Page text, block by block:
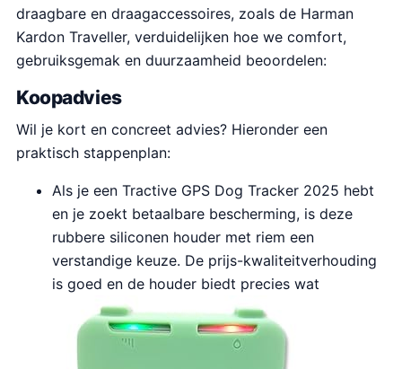
draagbare en draagaccessoires, zoals de Harman
Kardon Traveller, verduidelijken hoe we comfort,
gebruiksgemak en duurzaamheid beoordelen:
Koopadvies
Wil je kort en concreet advies? Hieronder een
praktisch stappenplan:
Als je een Tractive GPS Dog Tracker 2025 hebt
en je zoekt betaalbare bescherming, is deze
rubbere siliconen houder met riem een
verstandige keuze. De prijs-kwaliteitverhouding
is goed en de houder biedt precies wat